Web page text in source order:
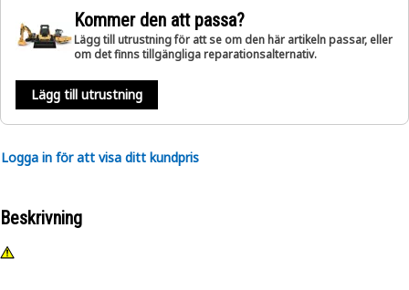
Kommer den att passa?
Lägg till utrustning för att se om den här artikeln passar, eller
om det finns tillgängliga reparationsalternativ.
Lägg till utrustning
Logga in för att visa ditt kundpris
Beskrivning